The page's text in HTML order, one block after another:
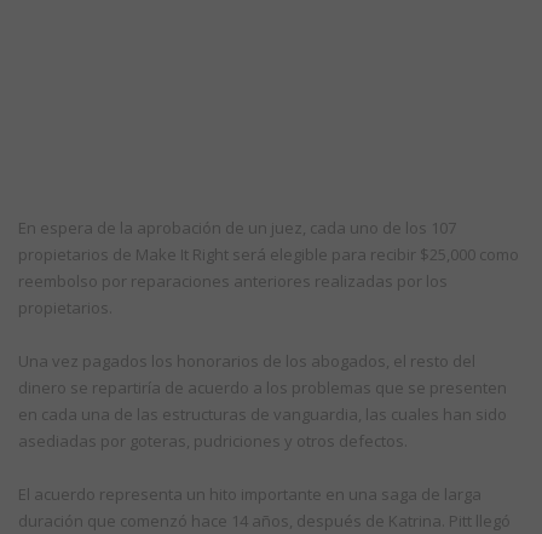
En espera de la aprobación de un juez, cada uno de los 107
propietarios de Make It Right será elegible para recibir $25,000 como
reembolso por reparaciones anteriores realizadas por los
propietarios.
Una vez pagados los honorarios de los abogados, el resto del
dinero se repartiría de acuerdo a los problemas que se presenten
en cada una de las estructuras de vanguardia, las cuales han sido
asediadas por goteras, pudriciones y otros defectos.
El acuerdo representa un hito importante en una saga de larga
duración que comenzó hace 14 años, después de Katrina. Pitt llegó